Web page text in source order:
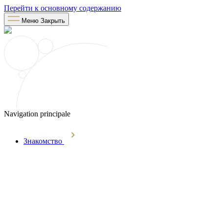
Перейти к основному содержанию
Меню Закрыть
Navigation principale
Знакомство